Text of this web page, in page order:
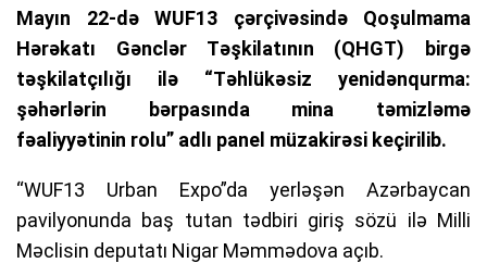
Mayın 22-də WUF13 çərçivəsində Qoşulmama
Hərəkatı Gənclər Təşkilatının (QHGT) birgə
təşkilatçılığı ilə “Təhlükəsiz yenidənqurma:
şəhərlərin bərpasında mina təmizləmə
fəaliyyətinin rolu” adlı panel müzakirəsi keçirilib.
“WUF13 Urban Expo”da yerləşən Azərbaycan
pavilyonunda baş tutan tədbiri giriş sözü ilə Milli
Məclisin deputatı Nigar Məmmədova açıb.